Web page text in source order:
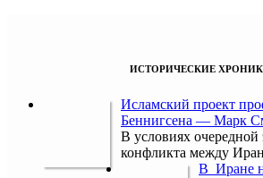
ИСТОРИЧЕСКИЕ
Исламский проект
Беннигсена — Марк
В условиях очередной
конфликта между
В Иране